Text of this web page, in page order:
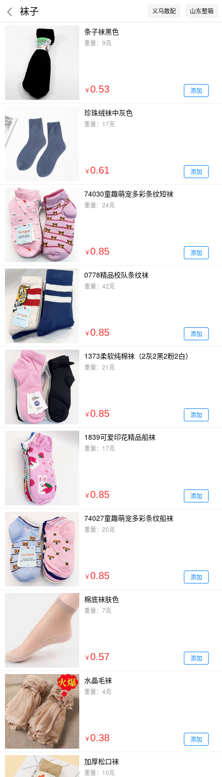
袜子 义乌散配 山东整箱
条子袜黑色
重量：9克
￥0.53 添加
珍珠绒袜中灰色
重量：17克
￥0.61 添加
74030童趣萌宠多彩条纹短袜
重量：24克
￥0.85 添加
0778精品校队条纹袜
重量：42克
￥0.85 添加
1373柔软纯棉袜（2灰2黑2粉2白）
重量：21克
￥0.85 添加
1839可爱印花精品船袜
重量：17克
￥0.85 添加
74027童趣萌宠多彩条纹船袜
重量：20克
￥0.85 添加
棉底袜肤色
重量：7克
￥0.57 添加
水晶毛袜
重量：4克
￥0.38 添加
加厚松口袜
重量：10克